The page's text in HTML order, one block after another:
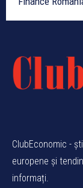
ClubEconomic -
europene și
informați.